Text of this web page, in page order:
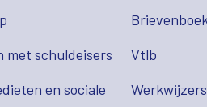
met schuldeisers
en sociale
Vtlb
Werkwijzers